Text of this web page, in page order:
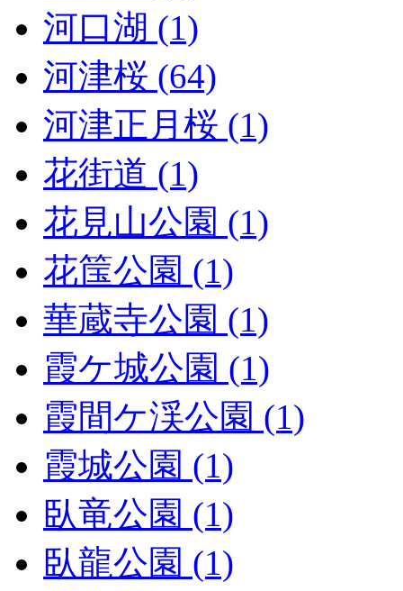
河口湖 (1)
河津桜 (64)
河津正月桜 (1)
花街道 (1)
花見山公園 (1)
花筺公園 (1)
華蔵寺公園 (1)
霞ケ城公園 (1)
霞間ケ渓公園 (1)
霞城公園 (1)
臥竜公園 (1)
臥龍公園 (1)